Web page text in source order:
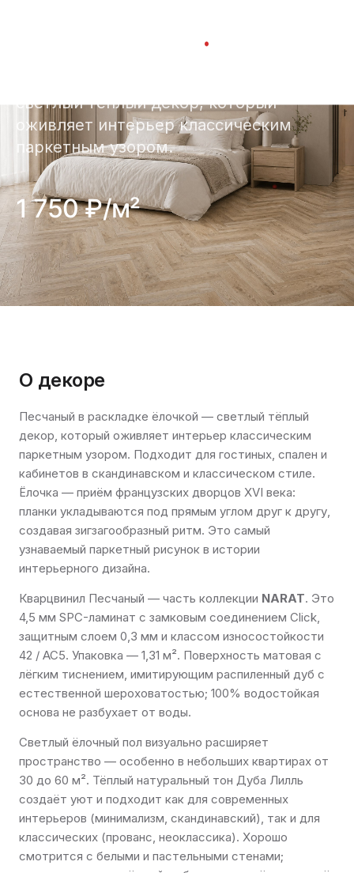
.
светлый тёплый декор, который
оживляет интерьер классическим
паркетным узором.
1 750 ₽/м²
О декоре
Песчаный в раскладке ёлочкой — светлый тёплый
декор, который оживляет интерьер классическим
паркетным узором. Подходит для гостиных, спален и
кабинетов в скандинавском и классическом стиле.
Ёлочка — приём французских дворцов XVI века:
планки укладываются под прямым углом друг к другу,
создавая зигзагообразный ритм. Это самый
узнаваемый паркетный рисунок в истории
интерьерного дизайна.
Кварцвинил Песчаный — часть коллекции NARAT. Это
4,5 мм SPC-ламинат с замковым соединением Click,
защитным слоем 0,3 мм и классом износостойкости
42 / AC5. Упаковка — 1,31 м². Поверхность матовая с
лёгким тиснением, имитирующим распиленный дуб с
естественной шероховатостью; 100% водостойкая
основа не разбухает от воды.
Светлый ёлочный пол визуально расширяет
пространство — особенно в небольших квартирах от
30 до 60 м². Тёплый натуральный тон Дуба Лилль
создаёт уют и подходит как для современных
интерьеров (минимализм, скандинавский), так и для
классических (прованс, неоклассика). Хорошо
смотрится с белыми и пастельными стенами;